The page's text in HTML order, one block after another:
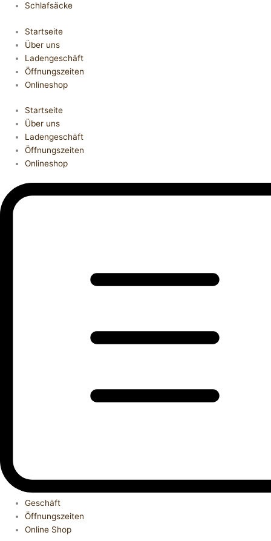
Schlafsäcke
Startseite
Über uns
Ladengeschäft
Öffnungszeiten
Onlineshop
Startseite
Über uns
Ladengeschäft
Öffnungszeiten
Onlineshop
Geschäft
Öffnungszeiten
Online Shop